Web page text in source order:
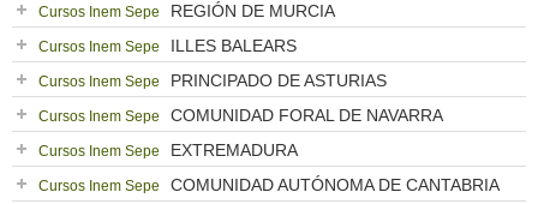
Cursos Inem Sepe REGIÓN DE MURCIA
Cursos Inem Sepe ILLES BALEARS
Cursos Inem Sepe PRINCIPADO DE ASTURIAS
Cursos Inem Sepe COMUNIDAD FORAL DE NAVARRA
Cursos Inem Sepe EXTREMADURA
Cursos Inem Sepe COMUNIDAD AUTÓNOMA DE CANTABRIA